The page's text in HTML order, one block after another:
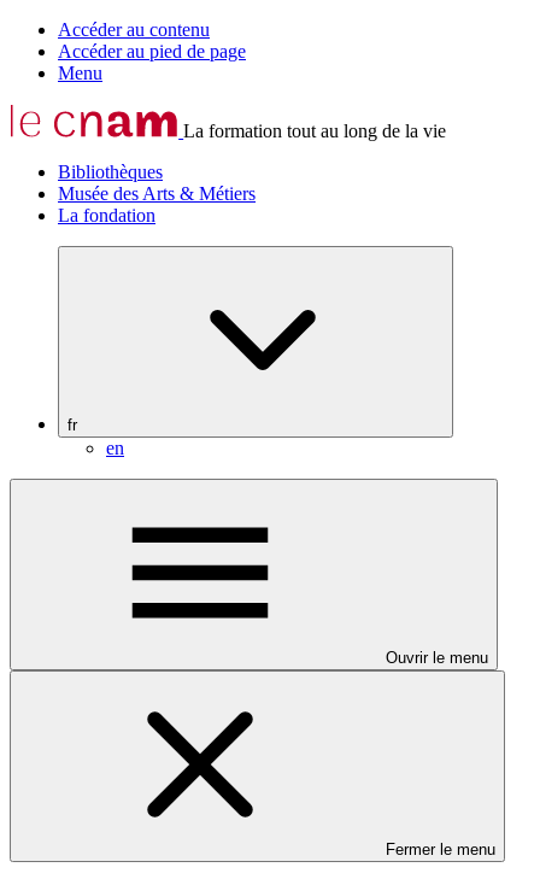
Accéder au contenu
Accéder au pied de page
Menu
La formation tout au long de la vie
Bibliothèques
Musée des Arts & Métiers
La fondation
fr
en
Ouvrir le menu
Fermer le menu